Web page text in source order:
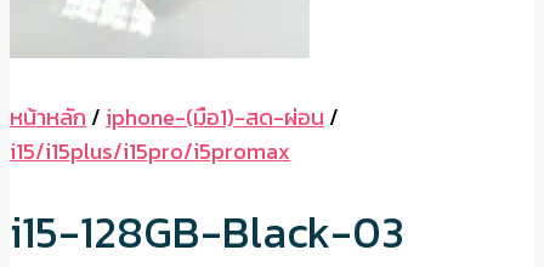
หน้าหลัก / iphone-(มือ1)-สด-ผ่อน /
i15/i15plus/i15pro/i5promax
i15-128GB-Black-03